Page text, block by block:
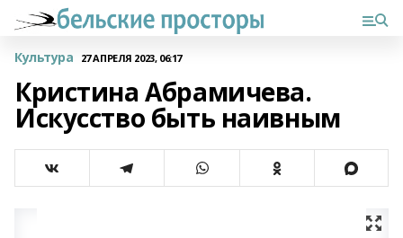
Культура 27 АПРЕЛЯ 2023, 06:17
Кристина Абрамичева.
Искусство быть наивным